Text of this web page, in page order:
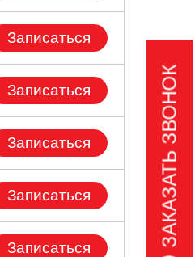
Записаться
Записаться
Записаться
Записаться
Записаться ЗАКАЗАТЬ ЗВОНОК